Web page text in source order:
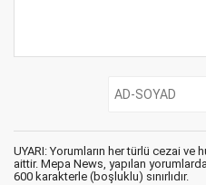
UYARI: Yorumların her türlü cezai
aittir. Mepa News, yapılan
600 karakterle (boşluklu) sınırlıdır.